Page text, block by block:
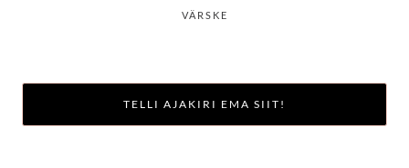
VÄRSKE
TELLI AJAKIRI EMA SIIT!